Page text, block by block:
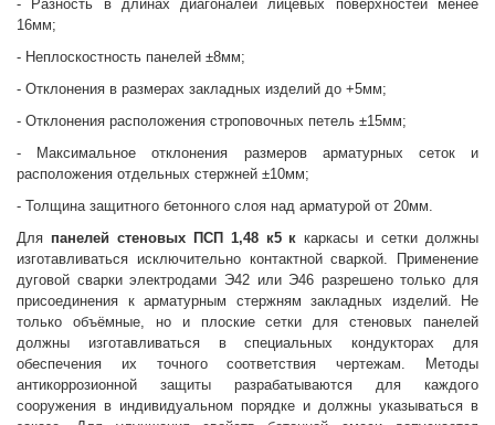
- Разность в длинах диагоналей лицевых поверхностей менее
16мм;
- Неплоскостность панелей ±8мм;
- Отклонения в размерах закладных изделий до +5мм;
- Отклонения расположения строповочных петель ±15мм;
- Максимальное отклонения размеров арматурных сеток и
расположения отдельных стержней ±10мм;
- Толщина защитного бетонного слоя над арматурой от 20мм.
Для панелей стеновых ПСП 1,48 к5 к каркасы и сетки должны
изготавливаться исключительно контактной сваркой. Применение
дуговой сварки электродами Э42 или Э46 разрешено только для
присоединения к арматурным стержням закладных изделий. Не
только объёмные, но и плоские сетки для стеновых панелей
должны изготавливаться в специальных кондукторах для
обеспечения их точного соответствия чертежам. Методы
антикоррозионной защиты разрабатываются для каждого
сооружения в индивидуальном порядке и должны указываться в